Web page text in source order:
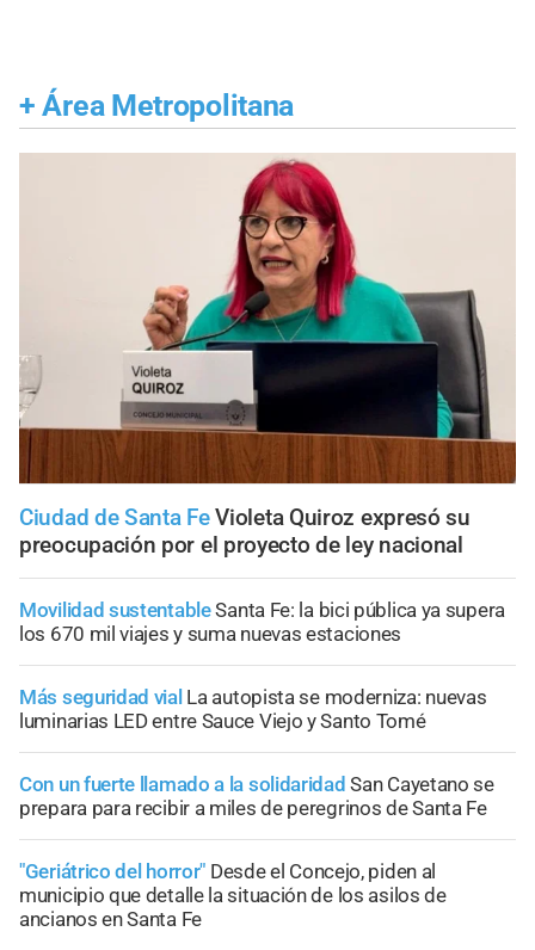
+ Área Metropolitana
Ciudad de Santa Fe Violeta Quiroz expresó su
preocupación por el proyecto de ley nacional
Movilidad sustentableSanta Fe: la bici pública ya supera
los 670 mil viajes y suma nuevas estaciones
Más seguridad vial La autopista se moderniza: nuevas
luminarias LED entre Sauce Viejo y Santo Tomé
Con un fuerte llamado a la solidaridad San Cayetano se
prepara para recibir a miles de peregrinos de Santa Fe
"Geriátrico del horror" Desde el Concejo, piden al
municipio que detalle la situación de los asilos de
ancianos en Santa Fe